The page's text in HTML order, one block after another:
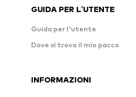
GUIDA PER L'UTENTE
Guida per l'utente
Dove si trova il mio pacco
INFORMAZIONI